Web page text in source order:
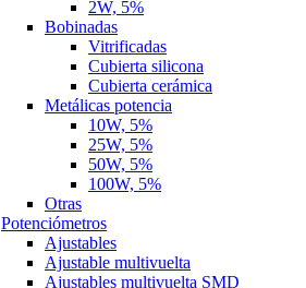
2W, 5%
Bobinadas
Vitrificadas
Cubierta silicona
Cubierta cerámica
Metálicas potencia
10W, 5%
25W, 5%
50W, 5%
100W, 5%
Otras
Potenciómetros
Ajustables
Ajustable multivuelta
Ajustables multivuelta SMD